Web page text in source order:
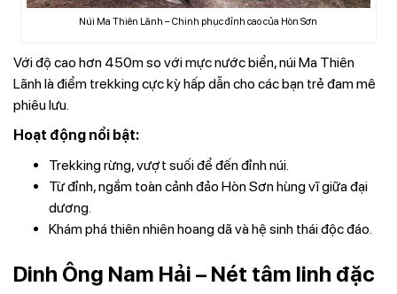
Núi Ma Thiên Lãnh – Chinh phục đỉnh cao của Hòn Sơn
Với độ cao hơn 450m so với mực nước biển, núi Ma Thiên
Lãnh là điểm trekking cực kỳ hấp dẫn cho các bạn trẻ đam mê
phiêu lưu.
Hoạt động nổi bật:
Trekking rừng, vượt suối để đến đỉnh núi.
Từ đỉnh, ngắm toàn cảnh đảo Hòn Sơn hùng vĩ giữa đại
dương.
Khám phá thiên nhiên hoang dã và hệ sinh thái độc đáo.
Dinh Ông Nam Hải – Nét tâm linh đặc